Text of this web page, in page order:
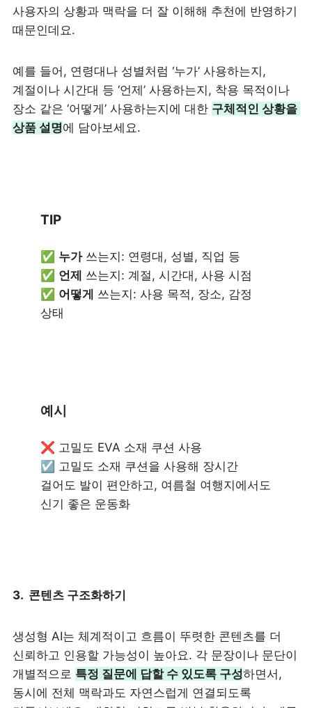
사용자의 상황과 맥락을 더 잘 이해해 추천에 반영하기
때문인데요.
예를 들어, 연령대나 성별처럼 ‘누가’ 사용하는지,
계절이나 시간대 등 ‘언제’ 사용하는지, 착용 목적이나
장소 같은 ‘어떻게’ 사용하는지에 대한 구체적인 상황을
상품 설명에 담아보세요.
TIP
✅ 누가 쓰는지: 연령대, 성별, 직업 등
✅ 언제 쓰는지: 계절, 시간대, 사용 시점
✅ 어떻게 쓰는지: 사용 목적, 장소, 감정
상태
예시
❌ 고밀도 EVA 소재 쿠션 사용
☑️ 고밀도 소재 쿠션을 사용해 장시간
걸어도 발이 편안하고, 여름철 여행지에서도
신기 좋은 운동화
3.  콘텐츠 구조화하기
생성형 AI는 체계적이고 흐름이 뚜렷한 콘텐츠를 더
신뢰하고 인용할 가능성이 높아요. 각 문장이나 문단이
개별적으로 특정 질문에 답할 수 있도록 구성하면서,
동시에 전체 맥락과도 자연스럽게 연결되도록